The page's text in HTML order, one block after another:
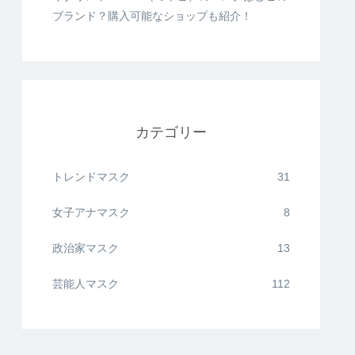
ブランド？購入可能なショップも紹介！
カテゴリー
トレンドマスク 31
女子アナマスク 8
政治家マスク 13
芸能人マスク 112